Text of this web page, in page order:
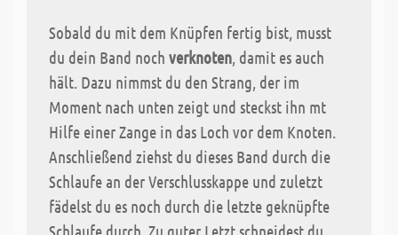
Sobald du mit dem Knüpfen fertig bist, musst
du dein Band noch verknoten, damit es auch
hält. Dazu nimmst du den Strang, der im
Moment nach unten zeigt und steckst ihn mt
Hilfe einer Zange in das Loch vor dem Knoten.
Anschließend ziehst du dieses Band durch die
Schlaufe an der Verschlusskappe und zuletzt
fädelst du es noch durch die letzte geknüpfte